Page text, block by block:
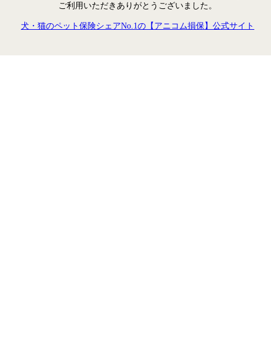
ご利用いただきありがとうございました。
犬・猫のペット保険シェアNo.1の【アニコム損保】公式サイト